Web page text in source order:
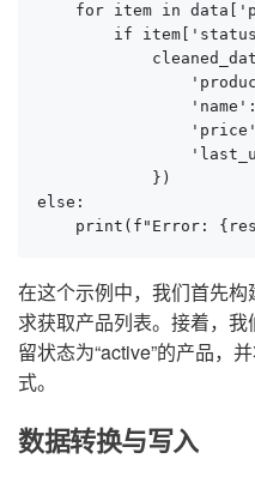
for item in
if
            })
else:
print(f"Error:
在这个示例中，我们首先
求获取产品列表。接着，
留状态为“active”的产品，
式。
数据转换与写入